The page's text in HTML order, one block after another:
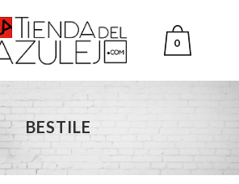
0
BESTILE